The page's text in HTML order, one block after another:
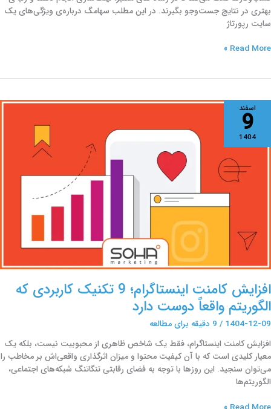
بهتری در نتایج جست‌وجو بگیرند. در این مطلب سهامگ درباره‌ی ویژگی‌های یک
سایت رپورتاژ
Read More »
اسفند
9
1404
افزایش کامنت اینستاگرام؛ 9 تکنیک کاربردی که
الگوریتم واقعاً دوست دارد
1404-12-09
/ 9 دقیقه برای مطالعه
افزایش کامنت اینستاگرام، فقط یک شاخص ظاهری از محبوبیت نیست، بلکه یک
معیار کلیدی است که با آن کیفیت محتوا و میزان اثرگذاری واقعی‌اش بر مخاطب را
می‌توان سنجید. این روزها با توجه به فضای رقابتی تنگاتنگ شبکه‌های اجتماعی،
الگوریتم‌ها
افزایش
کامنت
اینستاگرام؛
کاربردی